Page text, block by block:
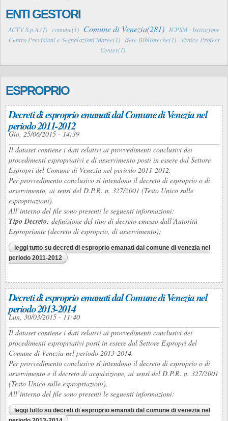
ENTI GESTORI
ACTV S.p.A.(1) comune(1) Comune di Venezia(281)
ICPSM - Istituzione
Centro Previsioni e Segnalazioni Maree(1)
Rete Biblioteche(1)
Venice Project
Center(1)
ESPROPRIO
Decreti di esproprio emanati dal Comune di Venezia nel
periodo 2011-2012
Gio, 25/06/2015 - 14:39
Il dataset contiene i dati relativi ai provvedimenti conclusivi dei
procedimenti espropriativi e di asservimento posti in essere dal Settore
Espropri del Comune di Venezia nel periodo 2011-2012.
Per provvedimento conclusivo si intendono il decreto di esproprio o di
asservimento, ai sensi del D.P.R. n. 327/2001 (Testo Unico sulle
espropriazioni).
All’interno del file sono presenti le seguenti informazioni:
Tipo Decreto: definizione del tipo di decreto emesso dall’Autorità
Espropriante (decreto di esproprio, di asservimento);
leggi tutto su decreti di esproprio emanati dal comune di venezia nel
periodo 2011-2012
Decreti di esproprio emanati dal Comune di Venezia nel
periodo 2013-2014
Lun, 30/03/2015 - 11:40
Il dataset contiene i dati relativi ai provvedimenti conclusivi dei
procedimenti espropriativi posti in essere dal Settore Espropri del
Comune di Venezia nel periodo 2013-2014.
Per provvedimento conclusivo si intendono il decreto di esproprio o di
asservimento e il decreto di acquisizione, ai sensi del D.P.R. n. 327/2001
(Testo Unico sulle espropriazioni).
All’interno del file sono presenti le seguenti informazioni:
leggi tutto su decreti di esproprio emanati dal comune di venezia nel